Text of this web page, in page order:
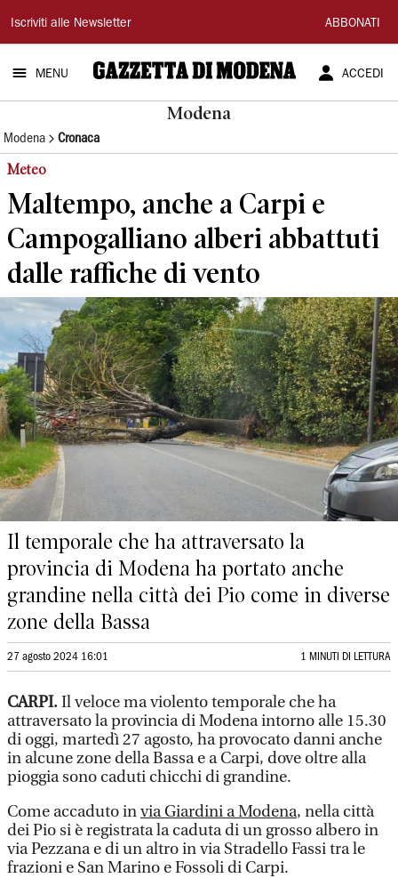
Gazzetta
di
Modena
Iscriviti alle Newsletter ABBONATI
MENU ACCEDI
Modena
Modena Cronaca
Meteo
Maltempo, anche a Carpi e
Campogalliano alberi abbattuti
dalle raffiche di vento
Il temporale che ha attraversato la
provincia di Modena ha portato anche
grandine nella città dei Pio come in diverse
zone della Bassa
27 agosto 2024 16:01 1 MINUTI DI LETTURA
CARPI.Il veloce ma violento temporale che ha
attraversato la provincia di Modena intorno alle 15.30
di oggi, martedì 27 agosto, ha provocato danni anche
in alcune zone della Bassa e a Carpi, dove oltre alla
pioggia sono caduti chicchi di grandine.
Come accaduto invia Giardini a Modena, nella città
dei Pio si è registrata la caduta di un grosso albero in
via Pezzana e di un altro in via Stradello Fassi tra le
frazioni e San Marino e Fossoli di Carpi.